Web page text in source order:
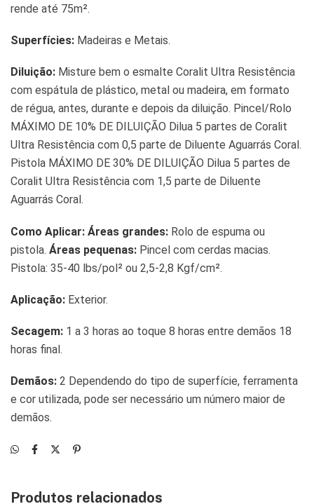
rende até 75m².
Superfícies: Madeiras e Metais.
Diluição: Misture bem o esmalte Coralit Ultra Resistência
com espátula de plástico, metal ou madeira, em formato
de régua, antes, durante e depois da diluição. Pincel/Rolo
MÁXIMO DE 10% DE DILUIÇÃO Dilua 5 partes de Coralit
Ultra Resistência com 0,5 parte de Diluente Aguarrás Coral.
Pistola MÁXIMO DE 30% DE DILUIÇÃO Dilua 5 partes de
Coralit Ultra Resistência com 1,5 parte de Diluente
Aguarrás Coral.
Como Aplicar: Áreas grandes: Rolo de espuma ou
pistola. Áreas pequenas: Pincel com cerdas macias.
Pistola: 35-40 lbs/pol² ou 2,5-2,8 Kgf/cm².
Aplicação: Exterior.
Secagem: 1 a 3 horas ao toque 8 horas entre demãos 18
horas final.
Demãos: 2 Dependendo do tipo de superfície, ferramenta
e cor utilizada, pode ser necessário um número maior de
demãos.
Produtos relacionados